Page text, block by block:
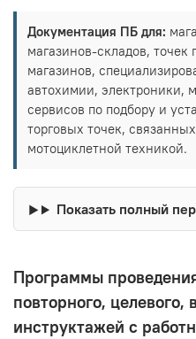
Документация ПБ для:
магазинов-складов,
магазинов,
автохимии, электроники,
сервисов по подбору и
торговых точек,
мотоциклетной техникой.
Показать полный
Программы
повторного, целевого,
инструктажей с